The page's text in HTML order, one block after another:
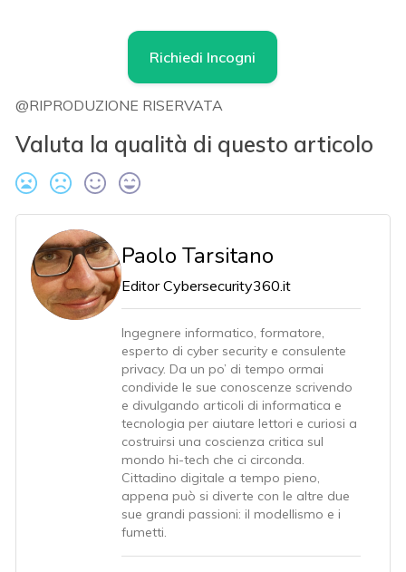
Richiedi Incogni
@RIPRODUZIONE RISERVATA
Valuta la qualità di questo articolo
Paolo Tarsitano
Editor Cybersecurity360.it
Ingegnere informatico, formatore,
esperto di cyber security e consulente
privacy. Da un po’ di tempo ormai
condivide le sue conoscenze scrivendo
e divulgando articoli di informatica e
tecnologia per aiutare lettori e curiosi a
costruirsi una coscienza critica sul
mondo hi-tech che ci circonda.
Cittadino digitale a tempo pieno,
appena può si diverte con le altre due
sue grandi passioni: il modellismo e i
fumetti.